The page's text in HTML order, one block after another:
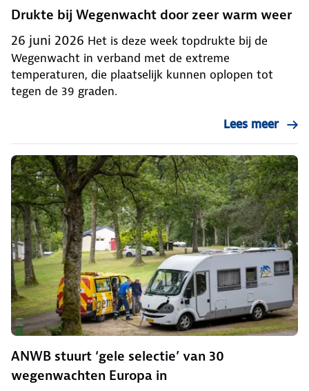
Drukte bij Wegenwacht door zeer warm weer
26 juni 2026 Het is deze week topdrukte bij de
Wegenwacht in verband met de extreme
temperaturen, die plaatselijk kunnen oplopen tot
tegen de 39 graden.
Lees meer
ANWB stuurt ‘gele selectie’ van 30
wegenwachten Europa in